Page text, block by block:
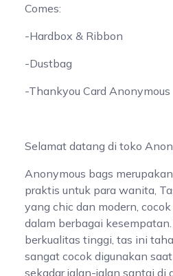
Comes:
-Hardbox & Ribbon
-Dustbag
-Thankyou Card Anonymous
Selamat datang di toko
Anonymous bags
praktis untuk para wanita,
yang chic dan modern,
dalam berbagai
berkualitas tinggi, tas ini
sangat cocok digunakan
sekadar jalan-jalan santai di